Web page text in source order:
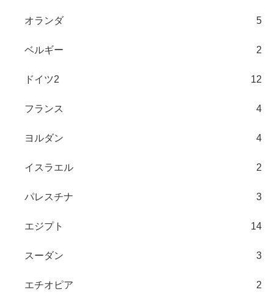
オランダ 5
ベルギー 2
ドイツ2 12
フランス 4
ヨルダン 4
イスラエル 2
パレスチナ 3
エジプト 14
スーダン 3
エチオピア 2